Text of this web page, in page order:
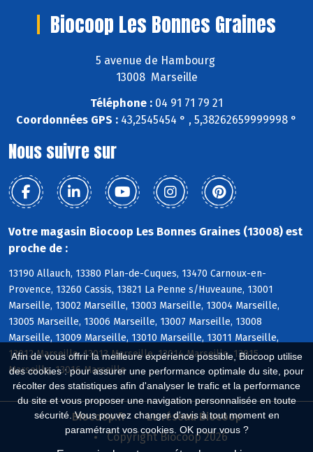
Afin de vous offrir la meilleure expérience possible, Biocoop utilise
des cookies : pour assurer une performance optimale du site, pour
récolter des statistiques afin d'analyser le trafic et la performance
du site et vous proposer une navigation personnalisée en toute
sécurité. Vous pouvez changer d'avis à tout moment en
paramétrant vos cookies. OK pour vous ?
Biocoop Les Bonnes Graines
5 avenue de Hambourg
13008 Marseille
Téléphone : 04 91 71 79 21
Coordonnées GPS : 43,2545454 ° , 5,38262659999998 °
Nous suivre sur
Votre magasin Biocoop Les Bonnes Graines (13008) est
proche de :
13190 Allauch, 13380 Plan-de-Cuques, 13470 Carnoux-en-
Provence, 13260 Cassis, 13821 La Penne s/Huveaune, 13001
Marseille, 13002 Marseille, 13003 Marseille, 13004 Marseille,
13005 Marseille, 13006 Marseille, 13007 Marseille, 13008
Marseille, 13009 Marseille, 13010 Marseille, 13011 Marseille,
13012 Marseille, 13013 Marseille, 13014 Marseille, 13015
Marseille, 13016 Marseille
Biocoop.fr
Le réseau Biocoop
Copyright Biocoop 2026